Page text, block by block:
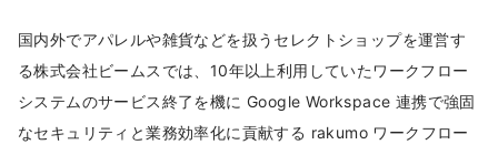
国内外でアパレルや雑貨などを扱うセレクトショップを運営す
る株式会社ビームスでは、10年以上利用していたワークフロー
システムのサービス終了を機に Google Workspace 連携で強固
なセキュリティと業務効率化に貢献する rakumo ワークフロー